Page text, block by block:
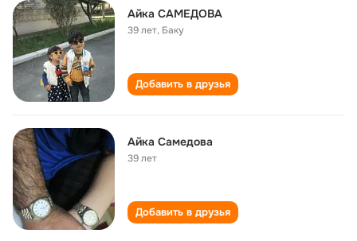
Айка САМЕДОВА
39 лет, Баку
Добавить в друзья
Айка Самедова
39 лет
Добавить в друзья